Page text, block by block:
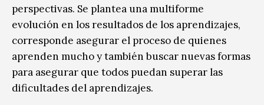
perspectivas. Se plantea una multiforme
evolución en los resultados de los aprendizajes,
corresponde asegurar el proceso de quienes
aprenden mucho y también buscar nuevas formas
para asegurar que todos puedan superar las
dificultades del aprendizajes.